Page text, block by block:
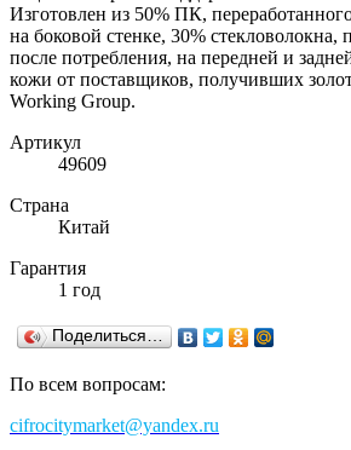
Изготовлен из 50% ПК,
на боковой стенке, 30% стекловолокна,
после потребления, на передней и
кожи от поставщиков, получивших
Working Group.
Артикул
49609
Страна
Китай
Гарантия
1 год
Поделиться…
По всем вопросам:
cifrocitymarket@yandex.ru